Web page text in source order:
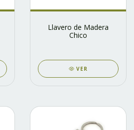
Llavero de Madera
Chico
VER